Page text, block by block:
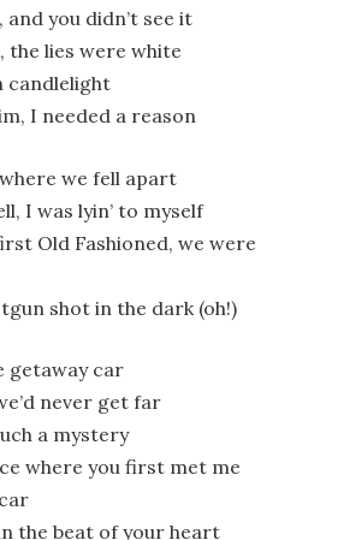
you didn’t see it
the lies were white
candlelight
I needed a reason
we fell apart
I was lyin’ to myself
Old Fashioned, we were
shot in the dark (oh!)
getaway car
never get far
a mystery
where you first met me
the beat of your heart